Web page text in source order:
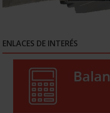
ENLACES DE INTERÉS